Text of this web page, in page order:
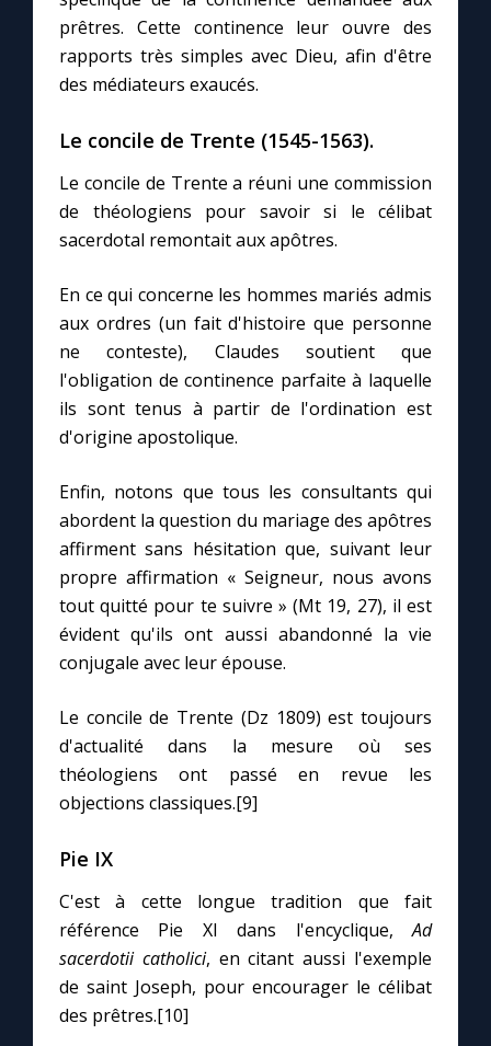
prêtres. Cette continence leur ouvre des
rapports très simples avec Dieu, afin d'être
des médiateurs exaucés.
Le concile de Trente (1545-1563).
Le concile de Trente a réuni une commission
de théologiens pour savoir si le célibat
sacerdotal remontait aux apôtres.
En ce qui concerne les hommes mariés admis
aux ordres (un fait d'histoire que personne
ne conteste), Claudes soutient que
l'obligation de continence parfaite à laquelle
ils sont tenus à partir de l'ordination est
d'origine apostolique.
Enfin, notons que tous les consultants qui
abordent la question du mariage des apôtres
affirment sans hésitation que, suivant leur
propre affirmation « Seigneur, nous avons
tout quitté pour te suivre » (Mt 19, 27), il est
évident qu'ils ont aussi abandonné la vie
conjugale avec leur épouse.
Le concile de Trente (Dz 1809) est toujours
d'actualité dans la mesure où ses
théologiens ont passé en revue les
objections classiques.[9]
Pie IX
C'est à cette longue tradition que fait
référence Pie XI dans l'encyclique,Ad
sacerdotii catholici, en citant aussi l'exemple
de saint Joseph, pour encourager le célibat
des prêtres.[10]